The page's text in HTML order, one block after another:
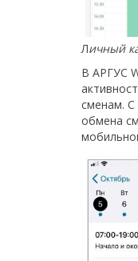
Личный
В АРГУС
сменам. С
обмена